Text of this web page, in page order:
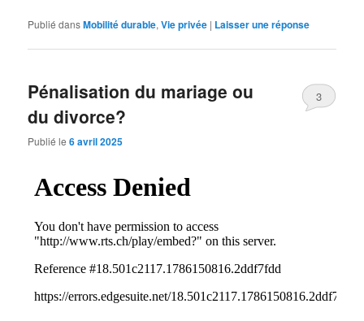
Publié dansMobilité durable,Vie privée | Laisser une réponse
Pénalisation du mariage ou
du divorce?
Publié le6 avril 2025
3